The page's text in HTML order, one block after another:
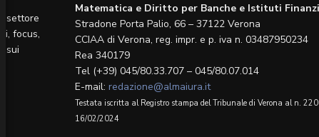
settore
focus,
sui
Matematica e Diritto per Banche e Istituti
Stradone Porta Palio, 66 – 37122 Verona
CCIAA di Verona, reg. impr. e p. iva n. 03487950234
Rea 340179
Tel (+39) 045/80.33.707 – 045/80.07.014
E-mail: redazione@almaiura.it
Testata iscritta al Registro stampa del Tribunale di Verona al n.
16/02/2024